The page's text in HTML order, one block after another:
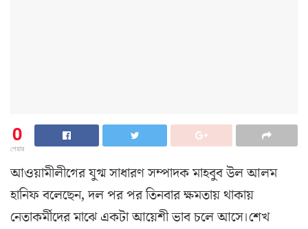
0
শেয়ার
আওয়ামীলীগের যুগ্ম সাধারণ সম্পাদক মাহবুব উল আলম
হা‌নিফ বলেছেন, দল পর পর তিনবার ক্ষমতায় থাকায়
নেতাকর্মীদের মাঝে একটা আয়েশী ভাব চলে আসে।শেখ